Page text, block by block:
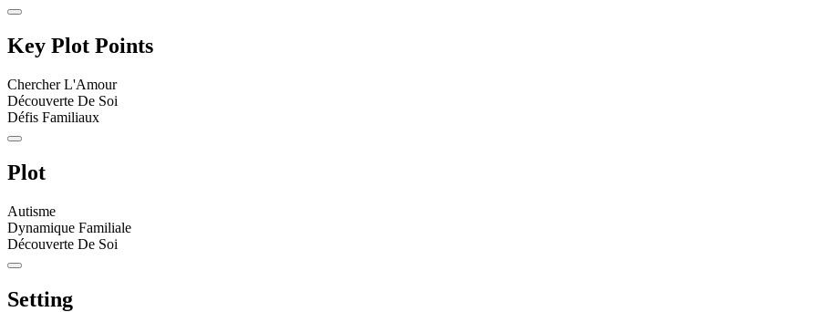
Key Plot Points
Chercher L'Amour
Découverte De Soi
Défis Familiaux
Plot
Autisme
Dynamique Familiale
Découverte De Soi
Setting